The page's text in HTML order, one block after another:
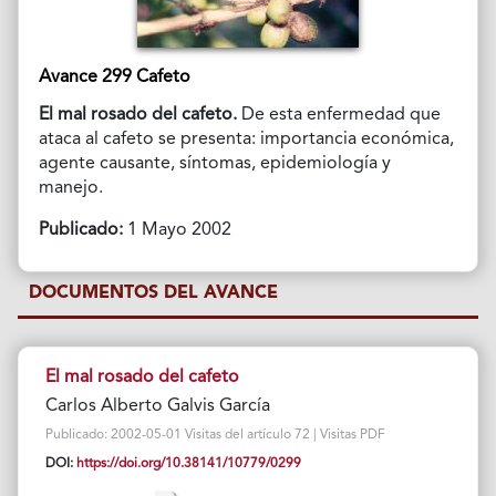
Avance 299 Cafeto
El mal rosado del cafeto. De esta enfermedad que
ataca al cafeto se presenta: importancia económica,
agente causante, síntomas, epidemiología y
manejo.
Publicado:1 Mayo 2002
DOCUMENTOS DEL AVANCE
El mal rosado del cafeto
Carlos Alberto Galvis García
Publicado: 2002-05-01 Visitas del artículo 72 | Visitas PDF
DOI: https://doi.org/10.38141/10779/0299